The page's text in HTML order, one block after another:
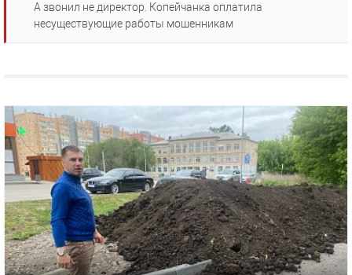
А звонил не директор. Копейчанка оплатила
несуществующие работы мошенникам